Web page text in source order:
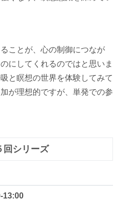
ことが、心の制御につなが
にしてくれるのではと思いま
と瞑想の世界を体験してみて
が理想的ですが、単発での参
回シリーズ